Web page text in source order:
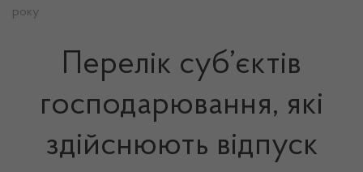
року
Перелік суб’єктів
господарювання, які
здійснюють відпуск